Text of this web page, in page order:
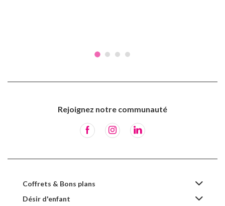
Rejoignez notre communauté
Coffrets & Bons plans
Désir d'enfant